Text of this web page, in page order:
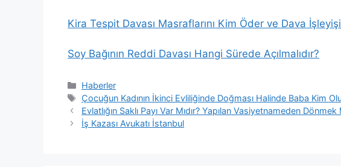
Kira Tespit Davası Masraflarını Kim Öder ve Dava
Soy Bağının Reddi Davası Hangi Sürede Açılmalıdır?
Kategoriler
Haberler
Etiketler
Çocuğun Kadının İkinci Evliliğinde Doğması Halinde Baba Kim
Evlatlığın Saklı Payı Var Mıdır? Yapılan Vasiyetnameden
İş Kazası Avukatı İstanbul